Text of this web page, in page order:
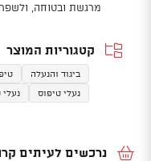
מרגשת ובטוחה,
קטגוריות המוצר
ביגוד והנעלה
נעלי טיפוס
נעלי
נרכשים לעיתים